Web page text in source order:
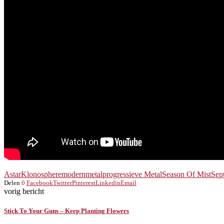
AstarKlonospheremodernmetalprogressieve MetalSeason Of Mist
Delen 0 FacebookTwitterPinterestLinkedinEmail
vorig bericht
Stick To Your Guns – Keep Planting Flowers